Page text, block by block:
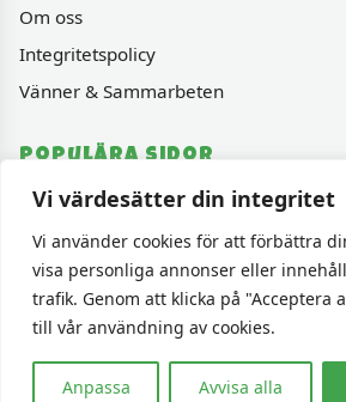
Vi värdesätter din integritet
Vi använder cookies för att förbättra
visa personliga annonser eller
trafik. Genom att klicka på "Acceptera
till vår användning av cookies.
Anpassa Avvisa alla
Om oss
Integritetspolicy
Vänner & Sammarbeten
Populära sidor
Varumärken
Fyndhörnan
1000 bitars pussel
Sällskapspel